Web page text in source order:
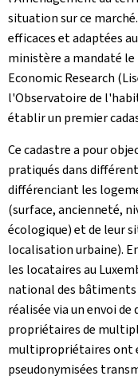
situation sur ce
efficaces et adaptées
ministère a mandaté
Economic Research
l'Observatoire de
établir un premier
Ce cadastre a pour
pratiqués dans
différenciant les
(surface, ancienneté,
écologique) et de leur
localisation urbaine).
les locataires au
national des
réalisée via un envoi de
propriétaires de
multipropriétaires ont
pseudonymisées